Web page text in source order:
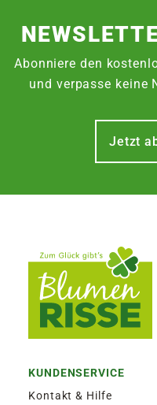
Abonniere den
und verpasse keine
Jetzt
KUNDENSERVICE
Kontakt & Hilfe